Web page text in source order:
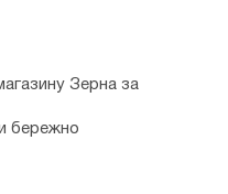
Зерна за
бережно